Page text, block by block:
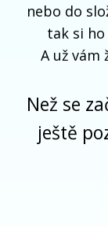
nebo do
tak si
A už vám
Než se
ještě